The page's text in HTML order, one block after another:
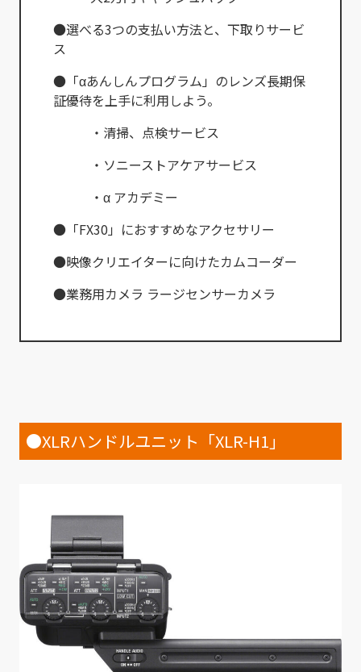
●選べる3つの支払い方法と、下取りサービ
ス
●「αあんしんプログラム」のレンズ長期保
証優待を上手に利用しよう。
・清掃、点検サービス
・ソニーストアケアサービス
・α アカデミー
●「FX30」におすすめなアクセサリー
●映像クリエイターに向けたカムコーダー
●業務用カメラ ラージセンサーカメラ
●XLRハンドルユニット「XLR-H1」